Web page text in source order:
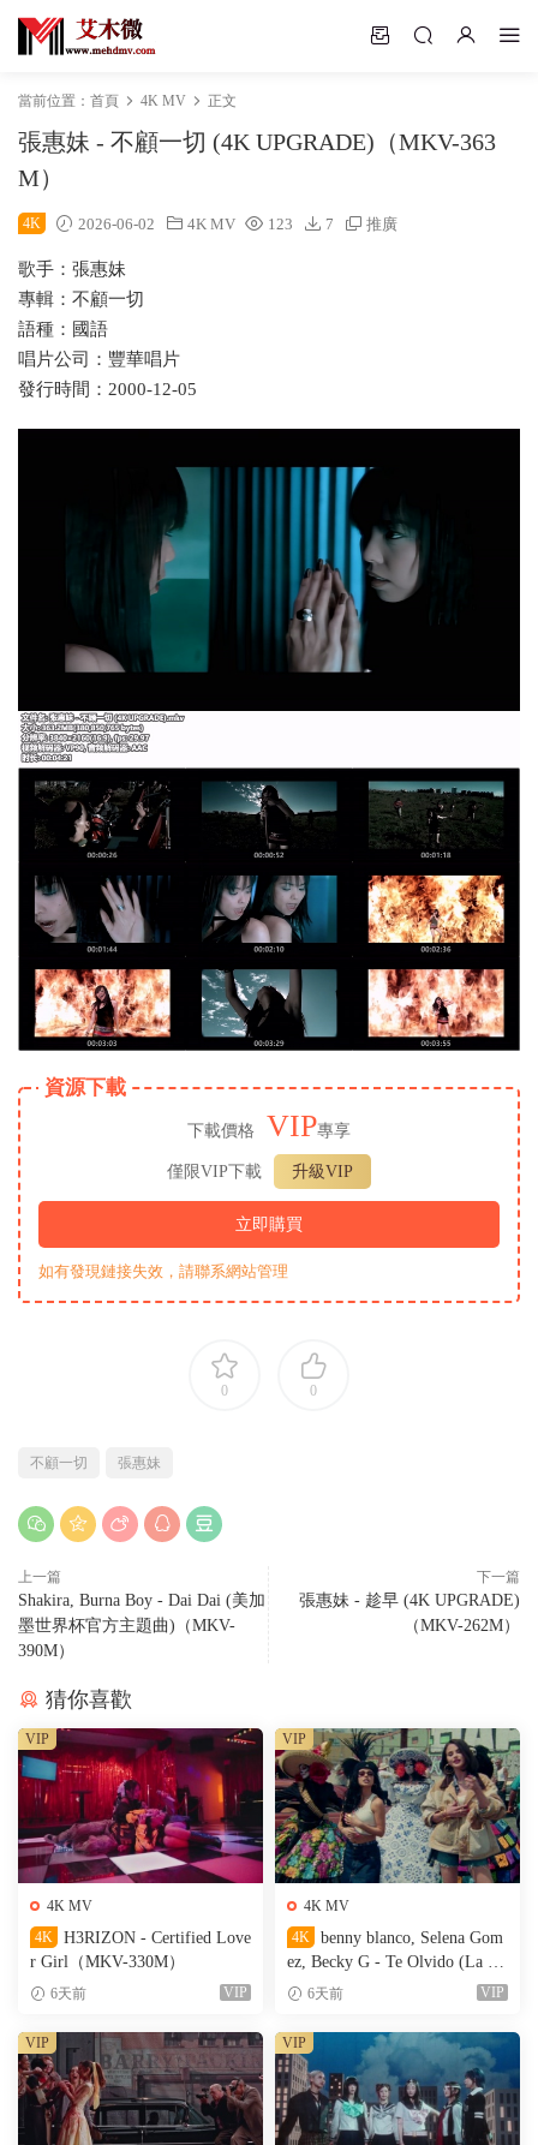
當前位置： 首頁 4K MV 正文
張惠妹 - 不顧一切 (4K UPGRADE)（MKV-363
M）
4K 2026-06-02 4K MV 123 7 推廣
歌手：張惠妹
專輯：不顧一切
語種：國語
唱片公司：豐華唱片
發行時間：2000-12-05
資源下載
下載價格 VIP專享
僅限VIP下載 升級VIP
立即購買
如有發現鏈接失效，請聯系網站管理
0 0
不顧一切 張惠妹
上一篇
Shakira, Burna Boy - Dai Dai (美加
墨世界杯官方主題曲)（MKV-
390M）
下一篇
張惠妹 - 趁早 (4K UPGRADE)
（MKV-262M）
猜你喜歡
4K MV
4K
H3RIZON - Certified Love
r Girl（MKV-330M）
6天前 VIP
VIP
4K MV
4K
benny blanco, Selena Gom
ez, Becky G - Te Olvido (La L
a)（MKV-327M）
6天前 VIP
VIP
VIP VIP